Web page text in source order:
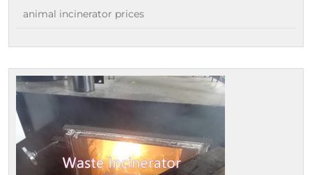
animal incinerator prices